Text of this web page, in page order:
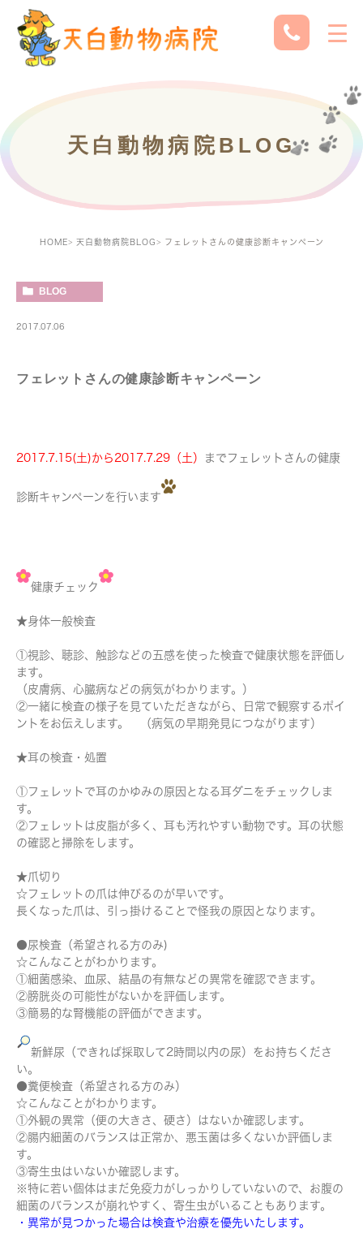
天白動物病院BLOG
HOME 天白動物病院BLOG フェレットさんの健康診断キャンペーン
BLOG
2017.07.06
フェレットさんの健康診断キャンペーン
2017.7.15(土)から2017.7.29（土） までフェレットさんの健康
診断キャンペーンを行います
健康チェック
★身体一般検査
①視診、聴診、触診などの五感を使った検査で健康状態を評価し
ます。
（皮膚病、心臓病などの病気がわかります。）
②一緒に検査の様子を見ていただきながら、日常で観察するポイ
ントをお伝えします。 （病気の早期発見につながります）
★耳の検査・処置
①フェレットで耳のかゆみの原因となる耳ダニをチェックしま
す。
②フェレットは皮脂が多く、耳も汚れやすい動物です。耳の状態
の確認と掃除をします。
★爪切り
☆フェレットの爪は伸びるのが早いです。
長くなった爪は、引っ掛けることで怪我の原因となります。
●尿検査（希望される方のみ)
☆こんなことがわかります。
①細菌感染、血尿、結晶の有無などの異常を確認できます。
②膀胱炎の可能性がないかを評価します。
③簡易的な腎機能の評価ができます。
新鮮尿（できれば採取して2時間以内の尿）をお持ちくださ
い。
●糞便検査（希望される方のみ）
☆こんなことがわかります。
①外観の異常（便の大きさ、硬さ）はないか確認します。
②腸内細菌のバランスは正常か、悪玉菌は多くないか評価しま
す。
③寄生虫はいないか確認します。
※特に若い個体はまだ免疫力がしっかりしていないので、お腹の
細菌のバランスが崩れやすく、寄生虫がいることもあります。
・異常が見つかった場合は検査や治療を優先いたします。